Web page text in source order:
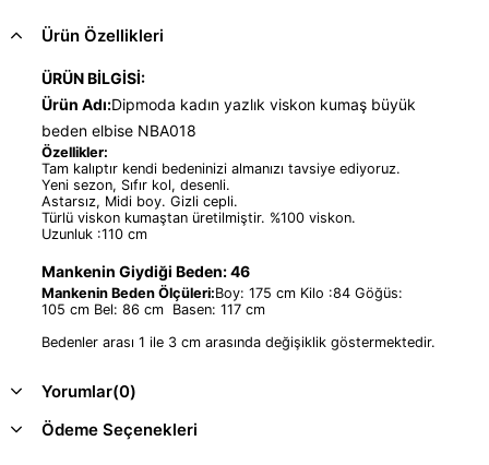
Ürün Özellikleri
ÜRÜN BİLGİSİ:
Ürün Adı:Dipmoda kadın yazlık viskon kumaş büyük
beden elbise NBA018
Özellikler:
Tam kalıptır kendi bedeninizi almanızı tavsiye ediyoruz.
Yeni sezon, Sıfır kol, desenli.
Astarsız, Midi boy. Gizli cepli.
Türlü viskon kumaştan üretilmiştir. %100 viskon.
Uzunluk :110 cm
Mankenin Giydiği Beden: 46
Mankenin Beden Ölçüleri:Boy: 175 cm Kilo :84 Göğüs:
105 cm Bel: 86 cm Basen: 117 cm
Bedenler arası 1 ile 3 cm arasında değişiklik göstermektedir.
Yorumlar(0)
Ödeme Seçenekleri